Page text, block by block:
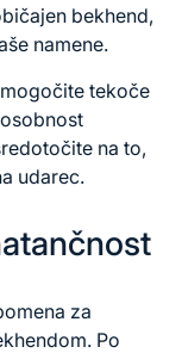
bekhend,
namene.
tekoče
na to,
udarec.
za
Po